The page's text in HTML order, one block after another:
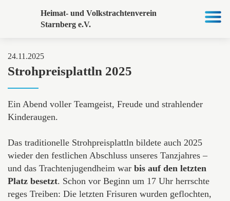
Heimat- und Volkstrachtenverein
Starnberg e.V.
24.11.2025
Strohpreisplattln 2025
Ein Abend voller Teamgeist, Freude und strahlender
Kinderaugen.
Das traditionelle Strohpreisplattln bildete auch 2025
wieder den festlichen Abschluss unseres Tanzjahres –
und das Trachtenjugendheim war bis auf den letzten
Platz besetzt. Schon vor Beginn um 17 Uhr herrschte
reges Treiben: Die letzten Frisuren wurden geflochten,